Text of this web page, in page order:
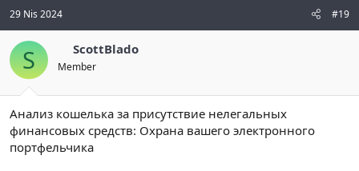
29 Nis 2024 #19
S ScottBlado
Member
Анализ кошелька за присутствие нелегальных
финансовых средств: Охрана вашего электронного
портфельчика